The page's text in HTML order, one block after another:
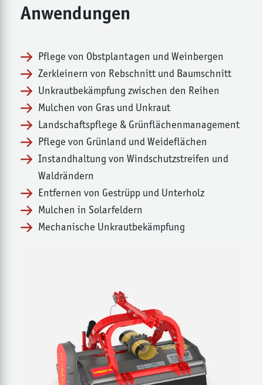
Anwendungen
Pflege von Obstplantagen und Weinbergen
Zerkleinern von Rebschnitt und Baumschnitt
Unkrautbekämpfung zwischen den Reihen
Mulchen von Gras und Unkraut
Landschaftspflege & Grünflächenmanagement
Pflege von Grünland und Weideflächen
Instandhaltung von Windschutzstreifen und
Waldrändern
Entfernen von Gestrüpp und Unterholz
Mulchen in Solarfeldern
Mechanische Unkrautbekämpfung